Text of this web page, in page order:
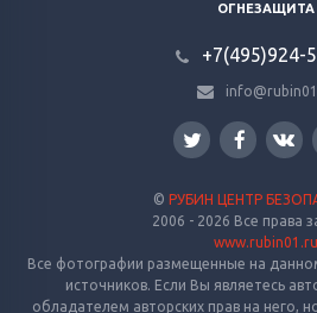
ОГНЕЗАЩИТА
+7(495)924-
© РУБИН ЦЕНТР
2006 - 2026 Все права
www.rubin01.ru
Все фотографии размещенные на
источников. Если Вы являетесь
обладателем авторских прав на него,